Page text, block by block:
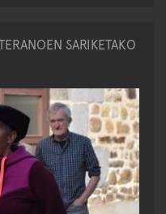
SARIKETAKO